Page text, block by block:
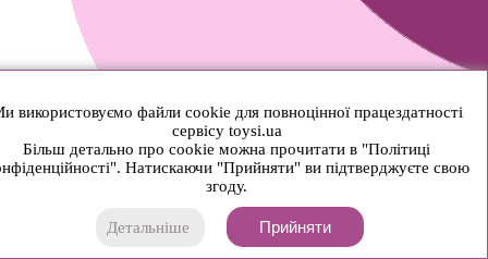
використовуємо файли cookie для повноцінної працездатності
сервісу toysi.ua
Більш детально про cookie можна прочитати в "Політиці
Натискаючи "Прийняти" ви підтверджуєте свою
згоду.
Детальніше Прийняти